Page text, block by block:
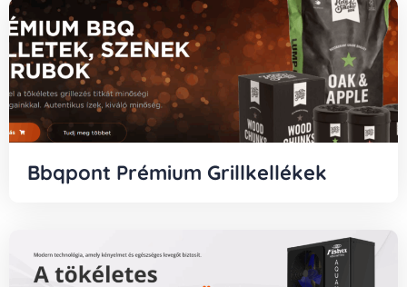
Bbqpont Prémium Grillkellékek